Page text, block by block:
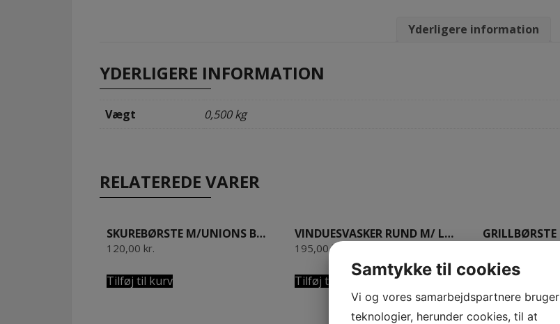
Yderligere information
YDERLIGERE INFORMATION
Vægt 0,500 kg
RELATEREDE VARER
SKUREBØRSTE M/UNIONS BLANDING 18 CM. OLIERET BØGETRÆ
120,00 kr.
Tilføj til kurv
VINDUESVASKER RUND M/ LYSE HESTEHALEHÅR + SKAFT 90 CM OLIERET BØGETRÆ
195,00kr.
Tilføj til kurv Tilføj til kurv
Samtykke til cookies
Vi og vores samarbejdspartnere bruger
teknologier, herunder cookies, til at